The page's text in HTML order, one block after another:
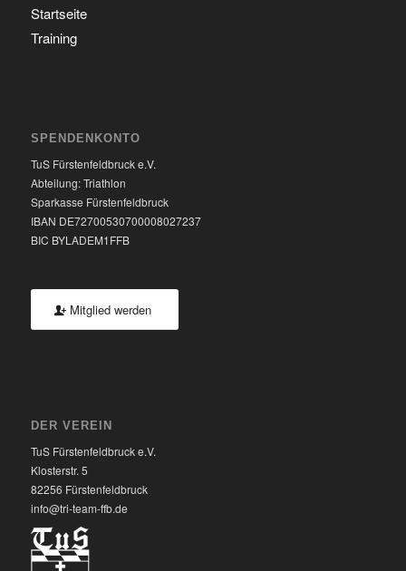
Startseite
Training
SPENDENKONTO
TuS Fürstenfeldbruck e.V.
Abteilung: Triathlon
Sparkasse Fürstenfeldbruck
IBAN DE72700530700008027237
BIC BYLADEM1FFB
Mitglied werden
DER VEREIN
TuS Fürstenfeldbruck e.V.
Klosterstr. 5
82256 Fürstenfeldbruck
info@tri-team-ffb.de